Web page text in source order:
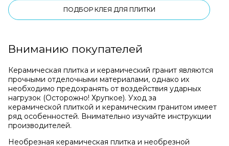
ПОДБОР КЛЕЯ ДЛЯ ПЛИТКИ
Вниманию покупателей
Керамическая плитка и керамический гранит являются
прочными отделочными материалами, однако их
необходимо предохранять от воздействия ударных
нагрузок (Осторожно! Хрупкое). Уход за
керамической плиткой и керамическим гранитом имеет
ряд особенностей. Внимательно изучайте инструкции
производителей.
Необрезная керамическая плитка и необрезной